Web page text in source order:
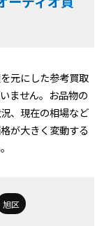
元にした参考買取
ません。お品物の
、現在の相場など
が大きく変動する
旭区